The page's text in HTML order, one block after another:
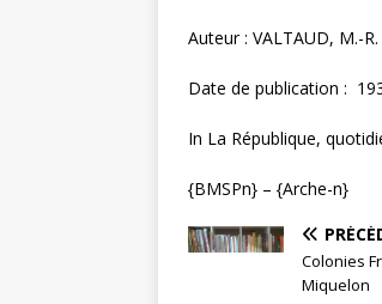
Auteur : VALTAUD, M.-R.
Date de publication :
In La République,
{BMSPn} – {Arche-n}
Colonies
Miquelon